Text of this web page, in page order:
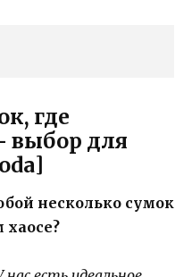
где
выбор для
несколько сумок
хаосе?